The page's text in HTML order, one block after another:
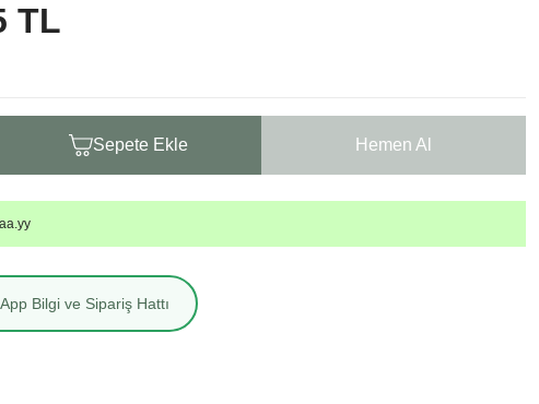
TL
Sepete Ekle Hemen Al
Bilgi ve Sipariş Hattı